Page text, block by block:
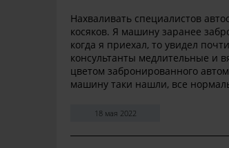
Нахваливать специалистов
косяков. Я машину заранее
когда я приехал, то увидел
консультанты медлительные и
цветом забронированного
машину таки нашли, все
18 мая 2022